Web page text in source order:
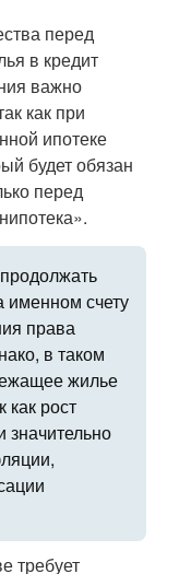
перед
в кредит
важно
как при
ипотеке
будет обязан
перед
именном счету
права
в таком
жилье
как рост
значительно
требует